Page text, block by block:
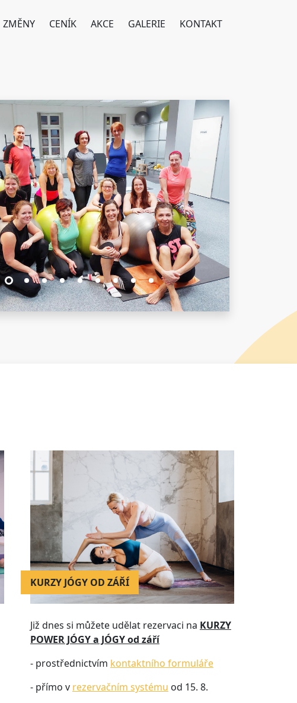
ZMĚNY CENÍK AKCE GALERIE KONTAKT
2 3 4 5 6 7 8 9 10
KURZY JÓGY OD ZÁŘÍ
Již dnes si můžete udělat rezervaci na KURZY
POWER JÓGY a JÓGY od září
- prostřednictvím kontaktního formuláře
- přímo v rezervačním systému od 15. 8.